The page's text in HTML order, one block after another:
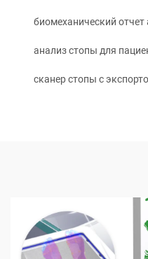
биомеханический
анализ стопы для
сканер стопы с